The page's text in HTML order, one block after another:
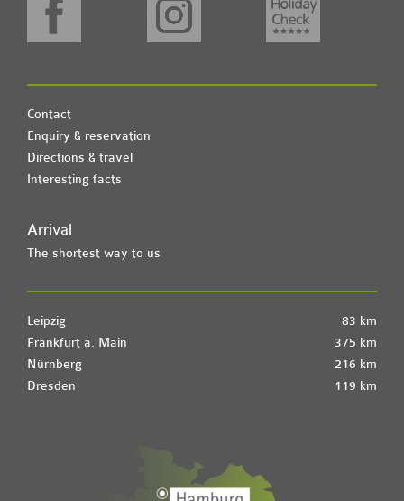
Contact
Enquiry & reservation
Directions & travel
Interesting facts
Arrival
The shortest way to us
Leipzig
83 km
Frankfurt a. Main
375 km
Nürnberg
216 km
Dresden
119 km